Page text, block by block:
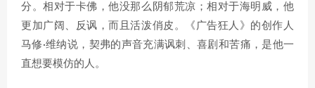
分。相对于卡佛，他没那么阴郁荒凉；相对于海明威，他
更加广阔、反讽，而且活泼俏皮。《广告狂人》的创作人
马修·维纳说，契弗的声音充满讽刺、喜剧和苦痛，是他一
直想要模仿的人。